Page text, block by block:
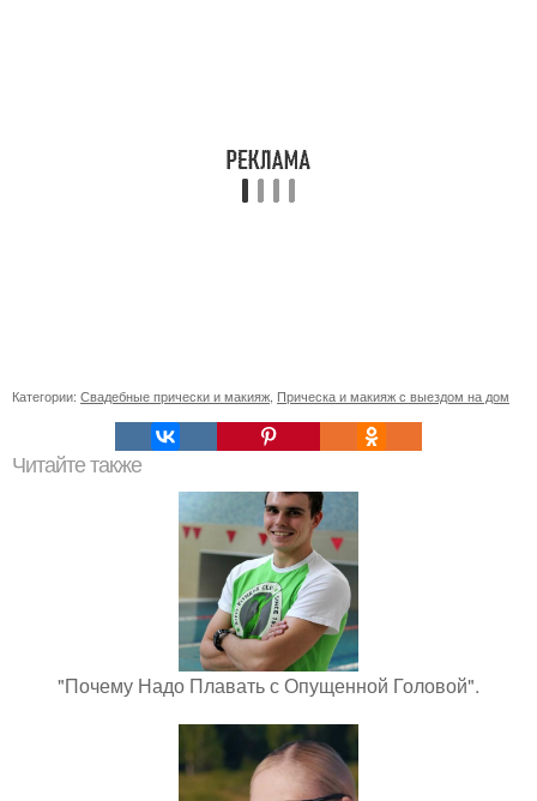
Категории: Свадебные прически и макияж Прическа и макияж с выездом на дом
Читайте также
"Почему Надо Плавать с Опущенной Головой".